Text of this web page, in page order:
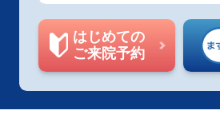
はじめての
ご来院予約